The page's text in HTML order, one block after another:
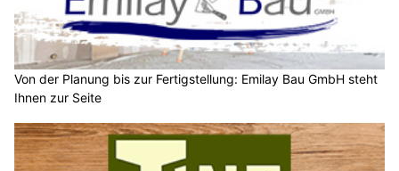
Von der Planung bis zur Fertigstellung: Emilay Bau GmbH steht
Ihnen zur Seite